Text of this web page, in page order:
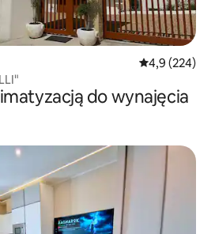
Średnia
4,9 (224)
do wynajęcia
Wybór gości